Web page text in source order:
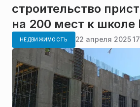
строительство
на 200 мест к
НЕДВИЖИМОСТЬ 22 апреля 2025